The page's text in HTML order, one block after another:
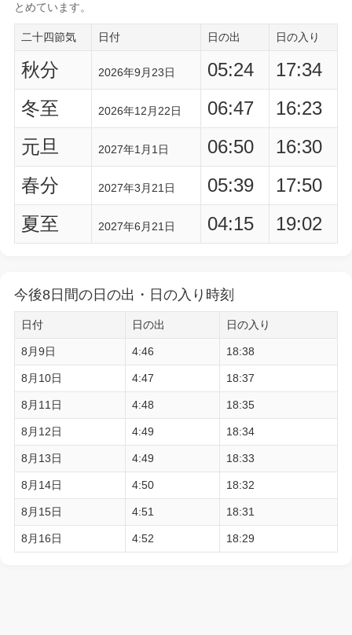
とめています。
二十四節気 日付 日の出 日の入り
秋分 2026年9月23日 05:24
17:34
冬至
2026年12月22日 06:47
16:23
元旦
2027年1月1日 06:50
16:30
春分
2027年3月21日 05:39
17:50
夏至
2027年6月21日 04:15 19:02
今後8日間の日の出・日の入り時刻
日付 日の出 日の入り
8月9日 4:46 18:38
8月10日 4:47 18:37
8月11日 4:48 18:35
8月12日 4:49 18:34
8月13日 4:49 18:33
8月14日 4:50 18:32
8月15日 4:51 18:31
8月16日 4:52 18:29